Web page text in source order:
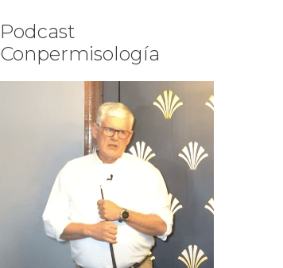
Podcast
Conpermisología